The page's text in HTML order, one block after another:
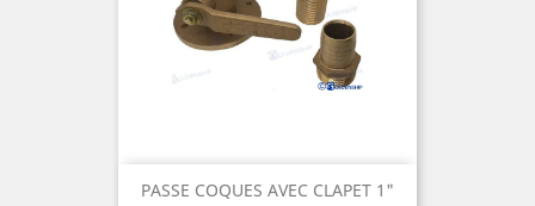
PASSE COQUES AVEC CLAPET 1"